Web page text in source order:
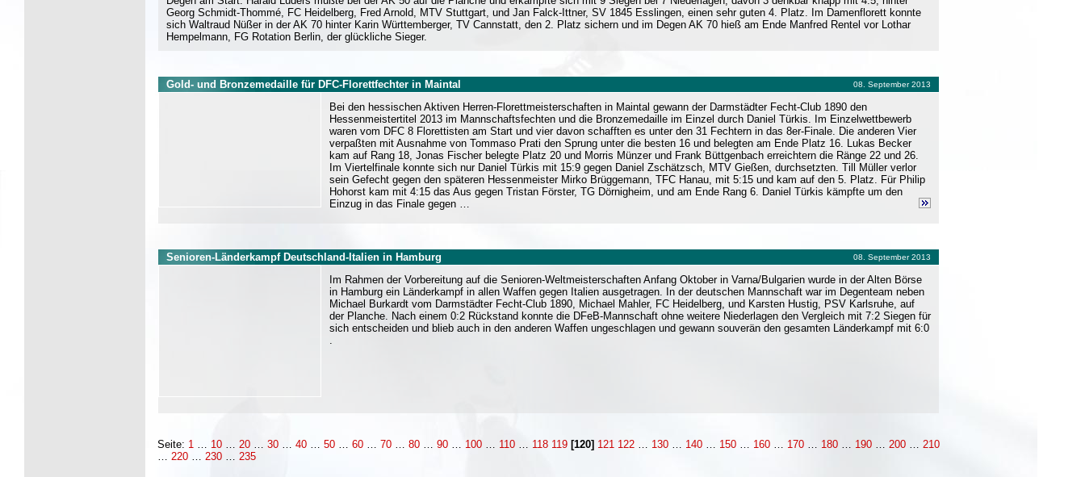
Georg Schmidt-Thommé, FC Heidelberg, Fred Arnold, MTV Stuttgart, und Jan Falck-Ittner, SV 1845 Esslingen, einen sehr guten 4. Platz. Im Damenflorett konnte
sich Waltraud Nüßer in der AK 70 hinter Karin Württemberger, TV Cannstatt, den 2. Platz sichern und im Degen AK 70 hieß am Ende Manfred Rentel vor Lothar
Hempelmann, FG Rotation Berlin, der glückliche Sieger.
08. September 2013
Gold- und Bronzemedaille für DFC-Florettfechter in Maintal
Bei den hessischen Aktiven Herren-Florettmeisterschaften in Maintal gewann der Darmstädter Fecht-Club 1890 den
Hessenmeistertitel 2013 im Mannschaftsfechten und die Bronzemedaille im Einzel durch Daniel Türkis. Im Einzelwettbewerb
waren vom DFC 8 Florettisten am Start und vier davon schafften es unter den 31 Fechtern in das 8er-Finale. Die anderen Vier
verpaßten mit Ausnahme von Tommaso Prati den Sprung unter die besten 16 und belegten am Ende Platz 16. Lukas Becker
kam auf Rang 18, Jonas Fischer belegte Platz 20 und Morris Münzer und Frank Büttgenbach erreichtern die Ränge 22 und 26.
Im Viertelfinale konnte sich nur Daniel Türkis mit 15:9 gegen Daniel Zschätzsch, MTV Gießen, durchsetzten. Till Müller verlor
sein Gefecht gegen den späteren Hessenmeister Mirko Brüggemann, TFC Hanau, mit 5:15 und kam auf den 5. Platz. Für Philip
Hohorst kam mit 4:15 das Aus gegen Tristan Förster, TG Dörnigheim, und am Ende Rang 6. Daniel Türkis kämpfte um den
Einzug in das Finale gegen …
08. September 2013
Senioren-Länderkampf Deutschland-Italien in Hamburg
Im Rahmen der Vorbereitung auf die Senioren-Weltmeisterschaften Anfang Oktober in Varna/Bulgarien wurde in der Alten Börse
in Hamburg ein Länderkampf in allen Waffen gegen Italien ausgetragen. In der deutschen Mannschaft war im Degenteam neben
Michael Burkardt vom Darmstädter Fecht-Club 1890, Michael Mahler, FC Heidelberg, und Karsten Hustig, PSV Karlsruhe, auf
der Planche. Nach einem 0:2 Rückstand konnte die DFeB-Mannschaft ohne weitere Niederlagen den Vergleich mit 7:2 Siegen für
sich entscheiden und blieb auch in den anderen Waffen ungeschlagen und gewann souverän den gesamten Länderkampf mit 6:0
.
Seite: 1 … 10 … 20 … 30 … 40 … 50 … 60 … 70 … 80 … 90 … 100 … 110 … 118 119 [120] 121 122 … 130 … 140 … 150 … 160 … 170 … 180 … 190 … 200 … 210
… 220 … 230 … 235